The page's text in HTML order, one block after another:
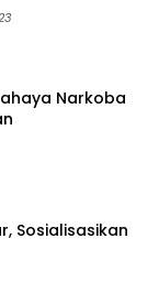
Narkoba
Sosialisasikan